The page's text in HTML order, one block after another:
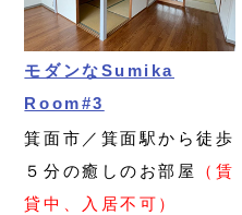
モダンなSumika
Room#3
箕面市／箕面駅から徒歩
５分の癒しのお部屋
（賃
貸中、入居不可）